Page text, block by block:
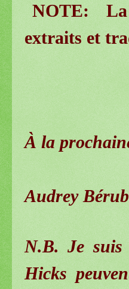
NOTE: La
extraits et
À la
Audrey
N.B. Je suis
Hicks